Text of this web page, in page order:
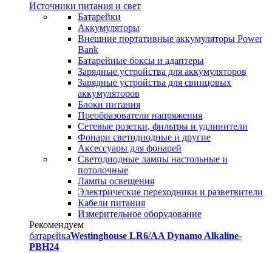
Источники питания и свет
Батарейки
Аккумуляторы
Внешние портативные аккумуляторы Power
Bank
Батарейные боксы и адаптеры
Зарядные устройства для аккумуляторов
Зарядные устройства для свинцовых
аккумуляторов
Блоки питания
Преобразователи напряжения
Сетевые розетки, фильтры и удлинители
Фонари светодиодные и другие
Аксессуары для фонарей
Светодиодные лампы настольные и
потолочные
Лампы освещения
Электрические переходники и разветвители
Кабели питания
Измерительное оборудование
Рекомендуем
батарейкаWestinghouse LR6/AA Dynamo Alkaline-
PBH24